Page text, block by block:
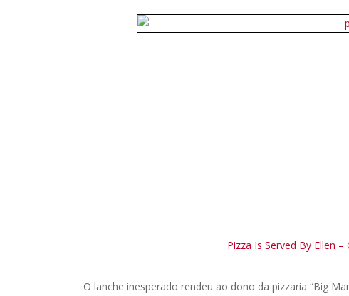
Pizza Is Served By Ellen –
O lanche inesperado rendeu ao dono da pizzaria “Big